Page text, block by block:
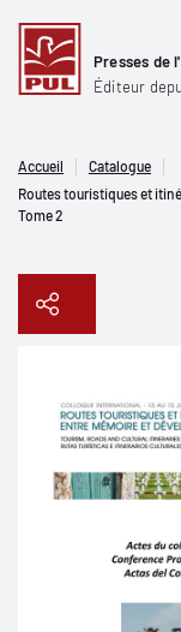
Presses de
Éditeur
Accueil
Catalogue
Routes touristiques et
Tome 2